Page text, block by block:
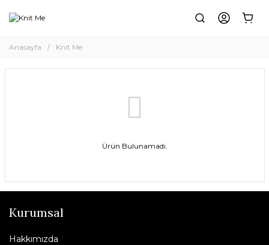
Anasayfa Knit Me
Ürün Bulunamadı.
Kurumsal
Hakkımızda